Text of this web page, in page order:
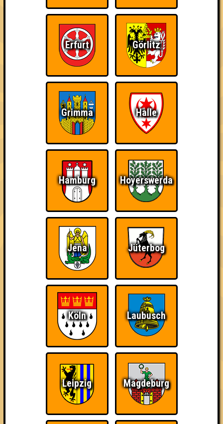
schließlich verdient! Entsprechend gibt es für diese auch
The Last of Us
Schon wieder zum
Wiederzehn macht
Quizveteran
Wir sind immer bei
Nerven aus Stahl
The Amount of
Teilnahmen is too
damn high
Ich war da, vor 3000
Da-Da Da! Da-Da Da!
Teil der Oberschicht
Erfurt Görlitz
Grimma Halle
Hamburg Hoyerswerda
Jena Jüterbog
Köln Laubusch
Leipzig Magdeburg